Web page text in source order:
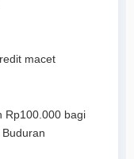
macet
Rp100.000 bagi